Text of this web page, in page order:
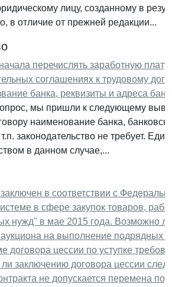
лицу, созданному в
в отличие от прежней редакции...
перечислять заработную
соглашениях к трудовому
банка, реквизиты и адреса
мы пришли к следующему
наименование банка,
законодательство не требует.
в данном случае,...
в соответствии с
в сфере закупок товаров,
нужд" в мае 2015 года. Возможно
аукциона на выполнение подрядных
договора цессии по уступке
ли заключению договора цессии
не допускается перемена